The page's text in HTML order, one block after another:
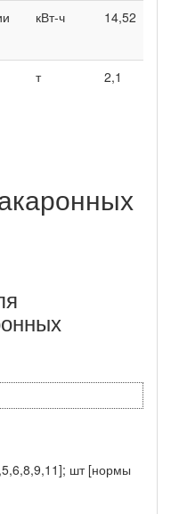
кВт-ч 14,52
т 2,1
шт [нормы